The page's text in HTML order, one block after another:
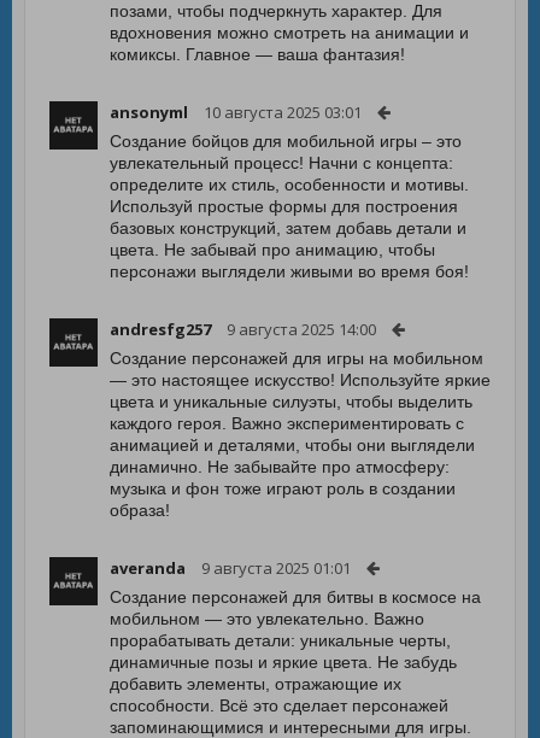
позами, чтобы подчеркнуть характер. Для
вдохновения можно смотреть на анимации и
комиксы. Главное — ваша фантазия!
ansonyml 10 августа 2025 03:01
Создание бойцов для мобильной игры – это
увлекательный процесс! Начни с концепта:
определите их стиль, особенности и мотивы.
Используй простые формы для построения
базовых конструкций, затем добавь детали и
цвета. Не забывай про анимацию, чтобы
персонажи выглядели живыми во время боя!
andresfg257 9 августа 2025 14:00
Создание персонажей для игры на мобильном
— это настоящее искусство! Используйте яркие
цвета и уникальные силуэты, чтобы выделить
каждого героя. Важно экспериментировать с
анимацией и деталями, чтобы они выглядели
динамично. Не забывайте про атмосферу:
музыка и фон тоже играют роль в создании
образа!
averanda 9 августа 2025 01:01
Создание персонажей для битвы в космосе на
мобильном — это увлекательно. Важно
прорабатывать детали: уникальные черты,
динамичные позы и яркие цвета. Не забудь
добавить элементы, отражающие их
способности. Всё это сделает персонажей
запоминающимися и интересными для игры.